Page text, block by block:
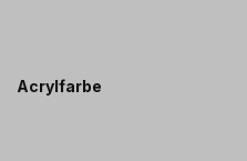
Acrylfarbe